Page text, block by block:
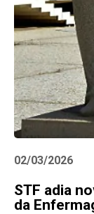
02/03/2026
STF adia
da